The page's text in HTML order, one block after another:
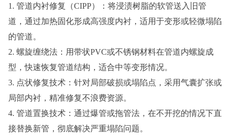
1. 管道内衬修复（CIPP）：将浸渍树脂的软管送入旧管
道，通过加热固化形成高强度内衬，适用于变形或轻微塌陷
的管道。
2. 螺旋缠绕法：用带状PVC或不锈钢材料在管道内螺旋成
型，快速恢复管道结构，适合中等变形情况。
3. 点状修复技术：针对局部破损或塌陷点，采用气囊扩张或
局部内衬，精准修复不浪费资源。
4. 管道置换技术：通过爆管或拖管法，在不开挖的情况下直
接替换新管，彻底解决严重塌陷问题。